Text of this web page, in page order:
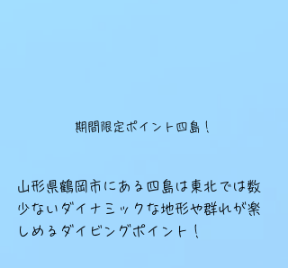
期間限定ポイント四島！
山形県鶴岡市にある四島は東北では数
少ないダイナミックな地形や群れが楽
しめるダイビングポイント！